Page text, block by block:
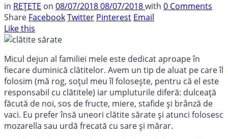
in REȚETE on 08/07/201808/07/2018with 0 Comments
Share FacebookTwitter Pinterest Email
Like this
Micul dejun al familiei mele este dedicat aproape în
fiecare duminică clătitelor. Avem un tip de aluat pe care îl
folosim (mă rog, soțul meu îl folosește, pentru că el este
responsabil cu clătitele) iar umpluturile diferă: dulceață
făcută de noi, sos de fructe, miere, stafide și brânză de
vaci. Eu prefer însă uneori clătite sărate și atunci folosesc
mozarella sau urdă frecată cu sare și mărar.